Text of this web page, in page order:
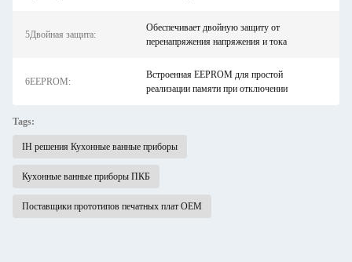
5Двойная защита:
Обеспечивает двойную защиту от
перенапряжения напряжения и тока
6EEPROM:
Встроенная EEPROM для простой
реализации памяти при отключении
Tags:
IH решения Кухонные ванные приборы
Кухонные ванные приборы ПКБ
Поставщики прототипов печатных плат OEM